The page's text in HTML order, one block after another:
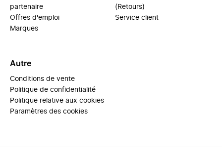
partenaire
Offres d'emploi
Marques
(Retours)
Service client
Autre
Conditions de vente
Politique de confidentialité
Politique relative aux cookies
Paramètres des cookies